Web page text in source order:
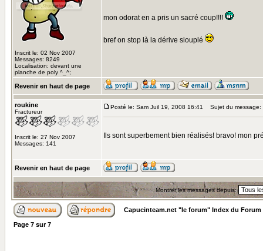
Inscrit le: 02 Nov 2007
Messages: 8249
Localisation: devant une
planche de poly ^_^;
mon odorat en a pris un sacré coup!!!!
bref on stop là la dérive siouplé
Revenir en haut de page
roukine
Fractureur
Inscrit le: 27 Nov 2007
Messages: 141
Posté le: Sam Juil 19, 2008 16:41 Sujet du message:
Ils sont superbement bien réalisés! bravo! mon
Revenir en haut de page
Montrer les messages depuis:
Capucinteam.net "le forum" Index du Forum
Page 7 sur7